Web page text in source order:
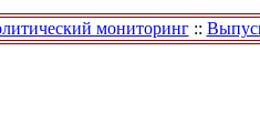
мониторинг::